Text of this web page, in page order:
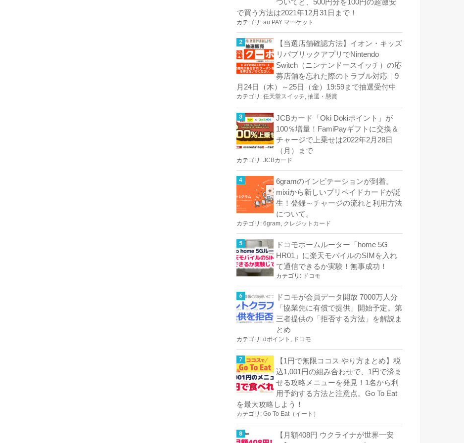
ついてと、500円分を100円の超激安
で買う方法は2021年12月31日まで！
カテゴリ: au PAY マーケット
【当選店舗確認方法】イオン・キッズ
リパブリックアプリでNintendo
Switch（ニンテンドースイッチ）の応
募店舗を忘れた際のトラブル対応｜9
月24日（木）～25日（金）19:59まで抽選受付中
カテゴリ: 任天堂スイッチ, 抽選・懸賞
JCBカード「Oki Dokiポイント」が
100％増量！FamiPayギフトに交換＆
チャージで上乗せは2022年2月28日
（月）まで
カテゴリ: JCBカード
6gramのインビテーションが到着。
mixiから新しいプリペイドカードが誕
生！登録～チャージの流れと利用方法
について。
カテゴリ: 6gram, クレジットカード
ドコモホームルーター「home 5G
HR01」に楽天モバイルのSIMを入れ
て通信できるか実験！無事成功！
カテゴリ: ドコモ
ドコモが会員データ開放 7000万人分
「協業先に有償で提供」開始予定。第
三者提供の「拒否する方法」を解説ま
とめ
カテゴリ: dポイント , ドコモ
【1円で無限ココス やり方まとめ】税
込1,001円の組み合わせで、1円で済ま
せる攻略メニューを発見！1名から利
用予約する方法と注意点。Go To Eat
を最大攻略しよう！
カテゴリ: Go To Eat（イート）
【月額408円 ウクライナが世界一安